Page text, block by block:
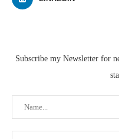
Subscribe my Newsletter for